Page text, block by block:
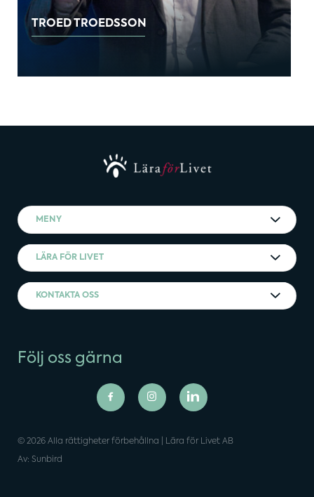
TROED TROEDSSON
MENY
LÄRA FÖR LIVET
KONTAKTA OSS
Följ oss gärna
© 2026 Alla rättigheter förbehållna | Lära för Livet AB
Av: Sunbird